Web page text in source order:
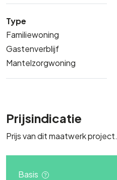
Type
Familiewoning
Gastenverblijf
Mantelzorgwoning
Prijsindicatie
Prijs van dit maatwerk project.
Basis